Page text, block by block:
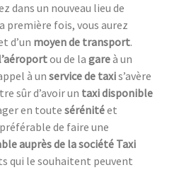
dans un nouveau lieu de
première fois, vous aurez
d’un moyen de transport.
ou de la gareà un
à un service de taxis’avère
sûr d’avoir un taxi disponible
en toute sérénitéet
de faire une
auprès de la société Taxi
qui le souhaitent peuvent